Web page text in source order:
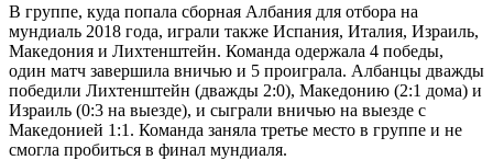
В группе, куда попала сборная Албания для отбора на
мундиаль 2018 года, играли также Испания, Италия, Израиль,
Македония и Лихтенштейн. Команда одержала 4 победы,
один матч завершила вничью и 5 проиграла. Албанцы дважды
победили Лихтенштейн (дважды 2:0), Македонию (2:1 дома) и
Израиль (0:3 на выезде), и сыграли вничью на выезде с
Македонией 1:1. Команда заняла третье место в группе и не
смогла пробиться в финал мундиаля.